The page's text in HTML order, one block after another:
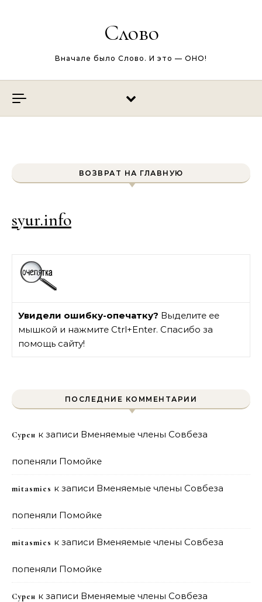
Слово
Вначале было Слово. И это — ОНО!
ВОЗВРАТ НА ГЛАВНУЮ
syur.info
Увидели ошибку-опечатку? Выделите ее
мышкой и нажмите Ctrl+Enter. Спасибо за
помощь сайту!
ПОСЛЕДНИЕ КОММЕНТАРИИ
Сурен к записи Вменяемые члены Совбеза
попеняли Помойке
mitasmies к записи Вменяемые члены Совбеза
попеняли Помойке
mitasmies к записи Вменяемые члены Совбеза
попеняли Помойке
Сурен к записи Вменяемые члены Совбеза